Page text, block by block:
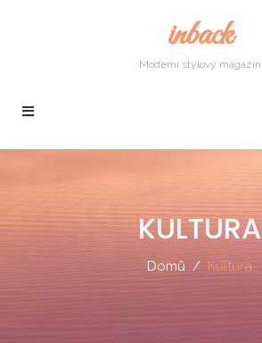
inback
Moderní stylový magazín
KULTURA
Domů Kultura